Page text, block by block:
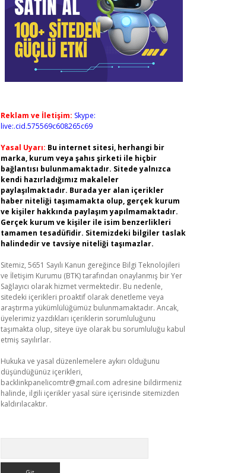
Reklam ve İletişim: Skype:
live:.cid.575569c608265c69
Yasal Uyarı: Bu internet sitesi, herhangi bir
marka, kurum veya şahıs şirketi ile hiçbir
bağlantısı bulunmamaktadır. Sitede yalnızca
kendi hazırladığımız makaleler
paylaşılmaktadır. Burada yer alan içerikler
haber niteliği taşımamakta olup, gerçek kurum
ve kişiler hakkında paylaşım yapılmamaktadır.
Gerçek kurum ve kişiler ile isim benzerlikleri
tamamen tesadüfidir. Sitemizdeki bilgiler taslak
halindedir ve tavsiye niteliği taşımazlar.
Sitemiz, 5651 Sayılı Kanun gereğince Bilgi Teknolojileri
ve İletişim Kurumu (BTK) tarafından onaylanmış bir Yer
Sağlayıcı olarak hizmet vermektedir. Bu nedenle,
sitedeki içerikleri proaktif olarak denetleme veya
araştırma yükümlülüğümüz bulunmamaktadır. Ancak,
üyelerimiz yazdıkları içeriklerin sorumluluğunu
taşımakta olup, siteye üye olarak bu sorumluluğu kabul
etmiş sayılırlar.
Hukuka ve yasal düzenlemelere aykırı olduğunu
düşündüğünüz içerikleri,
backlinkpanelicomtr@gmail.com adresine bildirmeniz
halinde, ilgili içerikler yasal süre içerisinde sitemizden
kaldırılacaktır.